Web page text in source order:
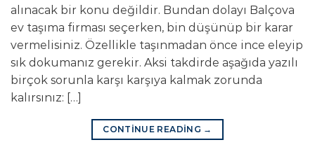
alınacak bir konu değildir. Bundan dolayı Balçova
ev taşıma firması seçerken, bin düşünüp bir karar
vermelisiniz. Özellikle taşınmadan önce ince eleyip
sık dokumanız gerekir. Aksi takdirde aşağıda yazılı
birçok sorunla karşı karşıya kalmak zorunda
kalırsınız: […]
CONTINUE READING →